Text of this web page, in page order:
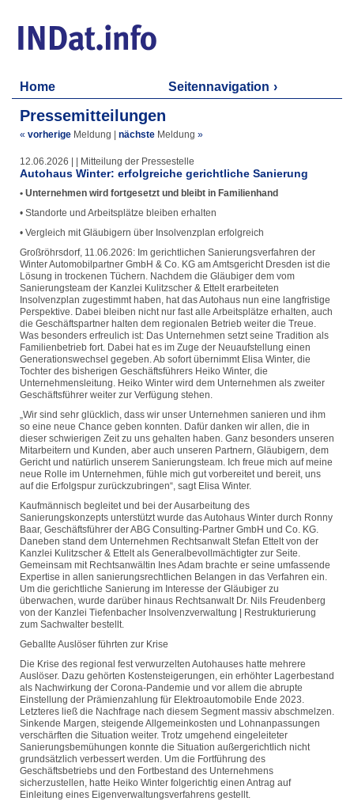
Home Seitennavigation
Pressemitteilungen
« vorherige Meldung nächste Meldung »
12.06.2026 | | Mitteilung der Pressestelle
Autohaus Winter: erfolgreiche gerichtliche Sanierung
• Unternehmen wird fortgesetzt und bleibt in Familienhand
• Standorte und Arbeitsplätze bleiben erhalten
• Vergleich mit Gläubigern über Insolvenzplan erfolgreich
Großröhrsdorf, 11.06.2026: Im gerichtlichen Sanierungsverfahren der
Winter Automobilpartner GmbH & Co. KG am Amtsgericht Dresden ist die
Lösung in trockenen Tüchern. Nachdem die Gläubiger dem vom
Sanierungsteam der Kanzlei Kulitzscher & Ettelt erarbeiteten
Insolvenzplan zugestimmt haben, hat das Autohaus nun eine langfristige
Perspektive. Dabei bleiben nicht nur fast alle Arbeitsplätze erhalten, auch
die Geschäftspartner halten dem regionalen Betrieb weiter die Treue.
Was besonders erfreulich ist: Das Unternehmen setzt seine Tradition als
Familienbetrieb fort. Dabei hat es im Zuge der Neuaufstellung einen
Generationswechsel gegeben. Ab sofort übernimmt Elisa Winter, die
Tochter des bisherigen Geschäftsführers Heiko Winter, die
Unternehmensleitung. Heiko Winter wird dem Unternehmen als zweiter
Geschäftsführer weiter zur Verfügung stehen.
„Wir sind sehr glücklich, dass wir unser Unternehmen sanieren und ihm
so eine neue Chance geben konnten. Dafür danken wir allen, die in
dieser schwierigen Zeit zu uns gehalten haben. Ganz besonders unseren
Mitarbeitern und Kunden, aber auch unseren Partnern, Gläubigern, dem
Gericht und natürlich unserem Sanierungsteam. Ich freue mich auf meine
neue Rolle im Unternehmen, fühle mich gut vorbereitet und bereit, uns
auf die Erfolgspur zurückzubringen“, sagt Elisa Winter.
Kaufmännisch begleitet und bei der Ausarbeitung des
Sanierungskonzepts unterstützt wurde das Autohaus Winter durch Ronny
Baar, Geschäftsführer der ABG Consulting-Partner GmbH und Co. KG.
Daneben stand dem Unternehmen Rechtsanwalt Stefan Ettelt von der
Kanzlei Kulitzscher & Ettelt als Generalbevollmächtigter zur Seite.
Gemeinsam mit Rechtsanwältin Ines Adam brachte er seine umfassende
Expertise in allen sanierungsrechtlichen Belangen in das Verfahren ein.
Um die gerichtliche Sanierung im Interesse der Gläubiger zu
überwachen, wurde darüber hinaus Rechtsanwalt Dr. Nils Freudenberg
von der Kanzlei Tiefenbacher Insolvenzverwaltung | Restrukturierung
zum Sachwalter bestellt.
Geballte Auslöser führten zur Krise
Die Krise des regional fest verwurzelten Autohauses hatte mehrere
Auslöser. Dazu gehörten Kostensteigerungen, ein erhöhter Lagerbestand
als Nachwirkung der Corona-Pandemie und vor allem die abrupte
Einstellung der Prämienzahlung für Elektroautomobile Ende 2023.
Letzteres ließ die Nachfrage nach diesem Segment massiv abschmelzen.
Sinkende Margen, steigende Allgemeinkosten und Lohnanpassungen
verschärften die Situation weiter. Trotz umgehend eingeleiteter
Sanierungsbemühungen konnte die Situation außergerichtlich nicht
grundsätzlich verbessert werden. Um die Fortführung des
Geschäftsbetriebs und den Fortbestand des Unternehmens
sicherzustellen, hatte Heiko Winter folgerichtig einen Antrag auf
Einleitung eines Eigenverwaltungsverfahrens gestellt.